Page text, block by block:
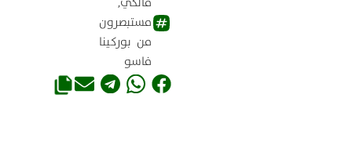
مستبصرون
من بوركينا
فاسو